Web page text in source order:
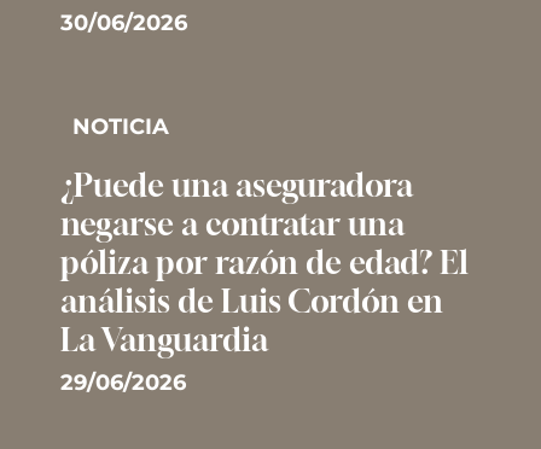
30/06/2026
NOTICIA
¿Puede una aseguradora
negarse a contratar una
póliza por razón de edad? El
análisis de Luis Cordón en
La Vanguardia
29/06/2026